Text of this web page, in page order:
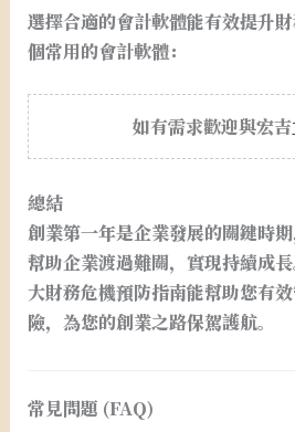
選擇合適的會計軟體能有效提升
個常用的會計軟體：
如有需求歡迎與宏吉
總結
創業第一年是企業發展的關鍵時
幫助企業渡過難關，實現持續成
大財務危機預防指南能幫助您有
險，為您的創業之路保駕護航。
常見問題 (FAQ)